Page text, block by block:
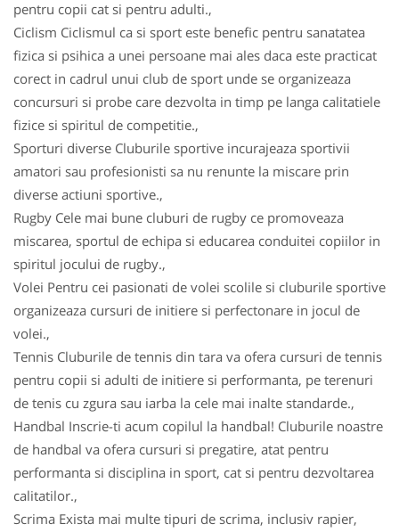
pentru copii cat si pentru adulti.,
Ciclism Ciclismul ca si sport este benefic pentru sanatatea
fizica si psihica a unei persoane mai ales daca este practicat
corect in cadrul unui club de sport unde se organizeaza
concursuri si probe care dezvolta in timp pe langa calitatiele
fizice si spiritul de competitie.,
Sporturi diverse Cluburile sportive incurajeaza sportivii
amatori sau profesionisti sa nu renunte la miscare prin
diverse actiuni sportive.,
Rugby Cele mai bune cluburi de rugby ce promoveaza
miscarea, sportul de echipa si educarea conduitei copiilor in
spiritul jocului de rugby.,
Volei Pentru cei pasionati de volei scolile si cluburile sportive
organizeaza cursuri de initiere si perfectonare in jocul de
volei.,
Tennis Cluburile de tennis din tara va ofera cursuri de tennis
pentru copii si adulti de initiere si performanta, pe terenuri
de tenis cu zgura sau iarba la cele mai inalte standarde.,
Handbal Inscrie-ti acum copilul la handbal! Cluburile noastre
de handbal va ofera cursuri si pregatire, atat pentru
performanta si disciplina in sport, cat si pentru dezvoltarea
calitatilor.,
Scrima Exista mai multe tipuri de scrima, inclusiv rapier,